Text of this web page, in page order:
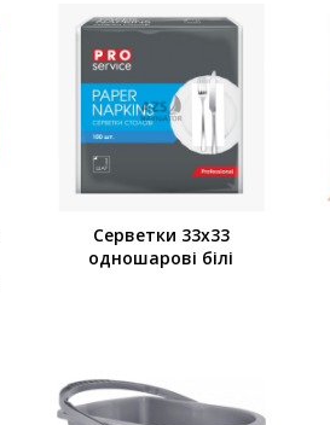
Серветки 33х33
одношарові білі